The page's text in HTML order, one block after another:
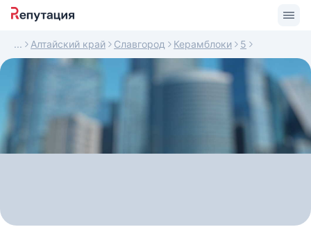
Алтайский край Славгород Керамблоки 5